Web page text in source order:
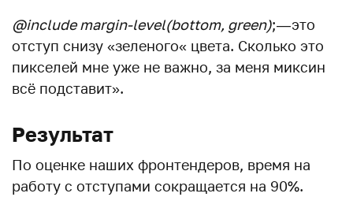
@include margin-level(bottom, green); — это
отступ снизу «зеленого« цвета. Сколько это
пикселей мне уже не важно, за меня миксин
всё подставит».
Результат
По оценке наших фронтендеров, время на
работу с отступами сокращается на 90%.